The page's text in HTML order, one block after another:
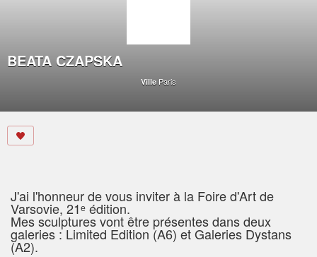
BEATA CZAPSKA
Ville Paris
J'ai l'honneur de vous inviter à la Foire d'Art de
Varsovie, 21ᵉ édition.
Mes sculptures vont être présentes dans deux
galeries : Limited Edition (A6) et Galeries Dystans
(A2).